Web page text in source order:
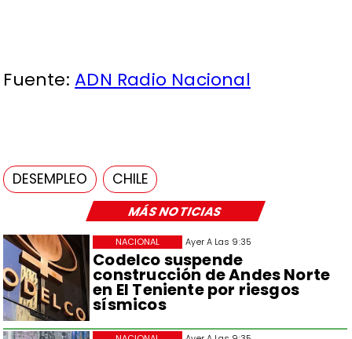
MÁS NOTICIAS
Ayer A Las 9:35
Codelco suspende
construcción de Andes Norte
en El Teniente por riesgos
sísmicos
NACIONAL
Fuente:ADN Radio Nacional
DESEMPLEO CHILE